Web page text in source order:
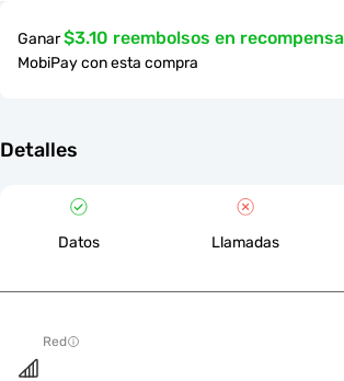
Ganar$3.10 reembolsos en
MobiPay con esta compra
Detalles
Datos Llamadas
Red